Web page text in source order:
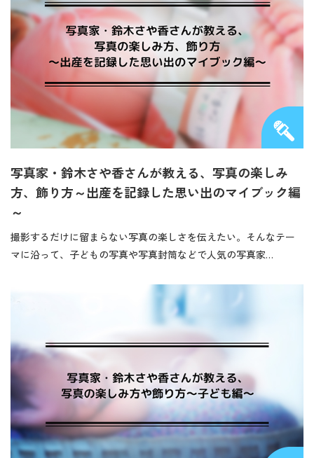
写真家・鈴木さや香さんが教える、写真の楽しみ
方、飾り方～出産を記録した思い出のマイブック編
～
撮影するだけに留まらない写真の楽しさを伝えたい。そんなテー
マに沿って、子どもの写真や写真封筒などで人気の写真家…